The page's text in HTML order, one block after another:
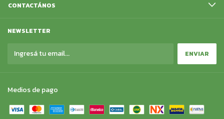
CONTACTÁNOS
NEWSLETTER
Medios de pago